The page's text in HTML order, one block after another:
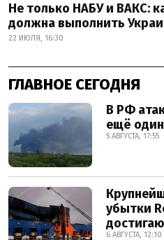
Не только НАБУ и ВАКС:
должна выполнить
22 ИЮЛЯ, 16:30
ГЛАВНОЕ СЕГОДНЯ
В РФ
ещё
5 АВГУСТА, 17:55
убытки
6 АВГУСТА, 12:10